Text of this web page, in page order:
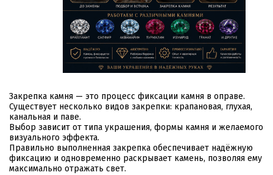
Закрепка камня — это процесс фиксации камня в оправе.
Существует несколько видов закрепки: крапановая, глухая,
канальная и паве.
Выбор зависит от типа украшения, формы камня и желаемого
визуального эффекта.
Правильно выполненная закрепка обеспечивает надёжную
фиксацию и одновременно раскрывает камень, позволяя ему
максимально отражать свет.